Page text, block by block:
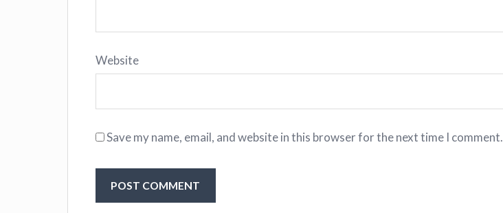
Website
Save my name, email, and website in this browser for the next time I comment.